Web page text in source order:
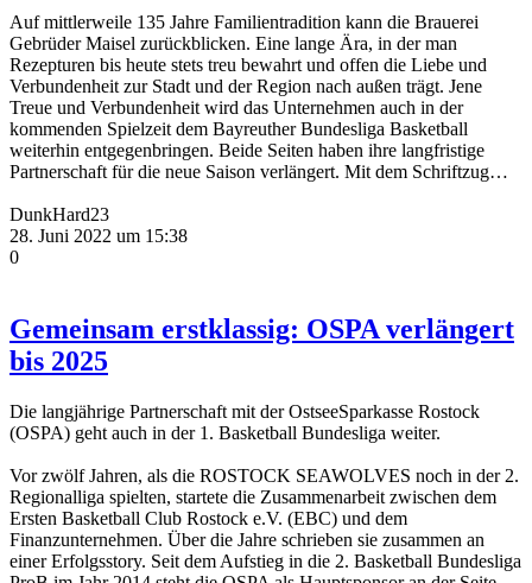
Auf mittlerweile 135 Jahre Familientradition kann die Brauerei
Gebrüder Maisel zurückblicken. Eine lange Ära, in der man
Rezepturen bis heute stets treu bewahrt und offen die Liebe und
Verbundenheit zur Stadt und der Region nach außen trägt. Jene
Treue und Verbundenheit wird das Unternehmen auch in der
kommenden Spielzeit dem Bayreuther Bundesliga Basketball
weiterhin entgegenbringen. Beide Seiten haben ihre langfristige
Partnerschaft für die neue Saison verlängert. Mit dem Schriftzug…
DunkHard23
28. Juni 2022 um 15:38
0
Gemeinsam erstklassig: OSPA verlängert
bis 2025
Die langjährige Partnerschaft mit der OstseeSparkasse Rostock
(OSPA) geht auch in der 1. Basketball Bundesliga weiter.
Vor zwölf Jahren, als die ROSTOCK SEAWOLVES noch in der 2.
Regionalliga spielten, startete die Zusammenarbeit zwischen dem
Ersten Basketball Club Rostock e.V. (EBC) und dem
Finanzunternehmen. Über die Jahre schrieben sie zusammen an
einer Erfolgsstory. Seit dem Aufstieg in die 2. Basketball Bundesliga